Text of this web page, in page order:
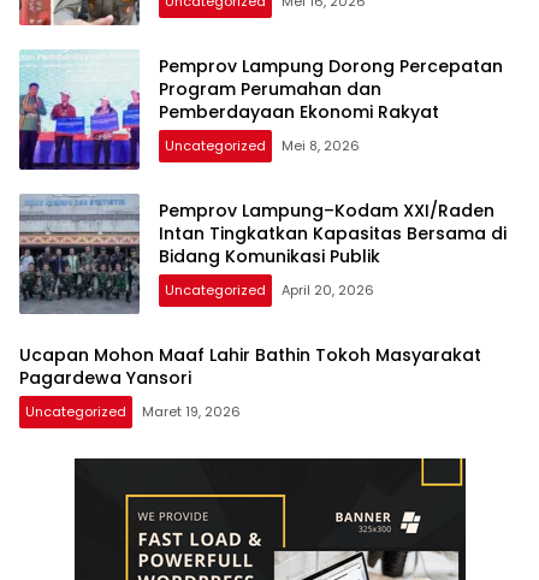
Pemprov Lampung Dorong Percepatan
Program Perumahan dan
Pemberdayaan Ekonomi Rakyat
Uncategorized Mei 8, 2026
Pemprov Lampung–Kodam XXI/Raden
Intan Tingkatkan Kapasitas Bersama di
Bidang Komunikasi Publik
Uncategorized April 20, 2026
Ucapan Mohon Maaf Lahir Bathin Tokoh Masyarakat
Pagardewa Yansori
Uncategorized Maret 19, 2026